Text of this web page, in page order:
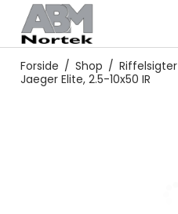
Forside / Shop / Riffelsigter
Jaeger Elite, 2.5-10x50 IR